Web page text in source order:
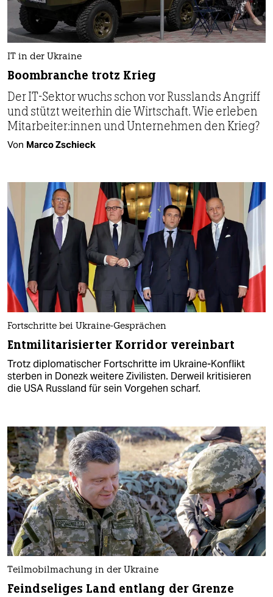
IT in der Ukraine
Boombranche trotz Krieg
Der IT-Sektor wuchs schon vor Russlands Angriff
und stützt weiterhin die Wirtschaft. Wie erleben
Mit­ar­bei­te­r:in­nen und Unternehmen den Krieg?
Von Marco Zschieck
Fortschritte bei Ukraine-Gesprächen
Entmilitarisierter Korridor vereinbart
Trotz diplomatischer Fortschritte im Ukraine-Konflikt
sterben in Donezk weitere Zivilisten. Derweil kritisieren
die USA Russland für sein Vorgehen scharf.
Teilmobilmachung in der Ukraine
Feindseliges Land entlang der Grenze